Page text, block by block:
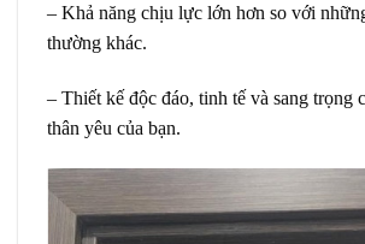
– Khả năng chịu lực lớn hơn so với
thường khác.
– Thiết kế độc đáo, tinh tế và sang trọng
thân yêu của bạn.